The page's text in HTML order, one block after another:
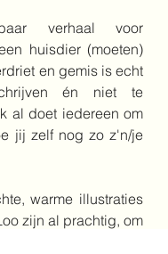
verhaal voor
huisdier (moeten)
en gemis is echt
én niet te
al doet iedereen om
jij zelf nog zo z'n/je
warme illustraties
zijn al prachtig, om